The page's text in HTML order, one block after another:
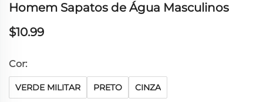
Homem Sapatos de Água Masculinos
$10.99
Cor:
VERDE MILITAR PRETO CINZA